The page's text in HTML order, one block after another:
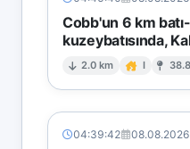
Cobb'un 6 km batı-
kuzeybatısında,
2.0 km I
04:39:42 08.08.2026